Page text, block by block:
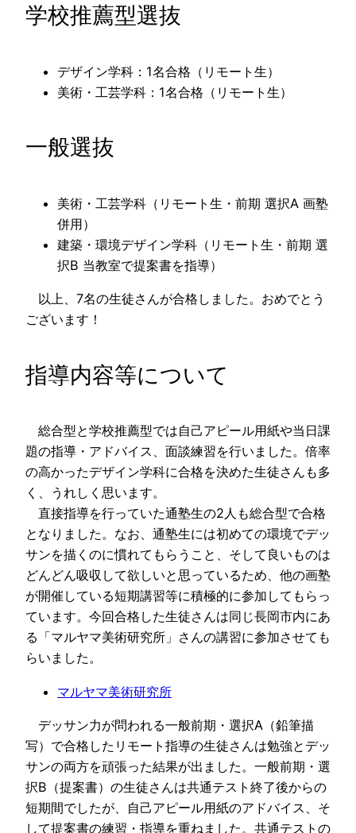
学校推薦型選抜
デザイン学科：1名合格（リモート生）
美術・工芸学科：1名合格（リモート生）
一般選抜
美術・工芸学科（リモート生・前期 選択A 画塾
併用）
建築・環境デザイン学科（リモート生・前期 選
択B 当教室で提案書を指導）
以上、7名の生徒さんが合格しました。おめでとう
ございます！
指導内容等について
総合型と学校推薦型では自己アピール用紙や当日課
題の指導・アドバイス、面談練習を行いました。倍率
の高かったデザイン学科に合格を決めた生徒さんも多
く、うれしく思います。
直接指導を行っていた通塾生の2人も総合型で合格
となりました。なお、通塾生には初めての環境でデッ
サンを描くのに慣れてもらうこと、そして良いものは
どんどん吸収して欲しいと思っているため、他の画塾
が開催している短期講習等に積極的に参加してもらっ
ています。今回合格した生徒さんは同じ長岡市内にあ
る「マルヤマ美術研究所」さんの講習に参加させても
らいました。
マルヤマ美術研究所
デッサン力が問われる一般前期・選択A（鉛筆描
写）で合格したリモート指導の生徒さんは勉強とデッ
サンの両方を頑張った結果が出ました。一般前期・選
択B（提案書）の生徒さんは共通テスト終了後からの
短期間でしたが、自己アピール用紙のアドバイス、そ
して提案書の練習・指導を重ねました。共通テストの